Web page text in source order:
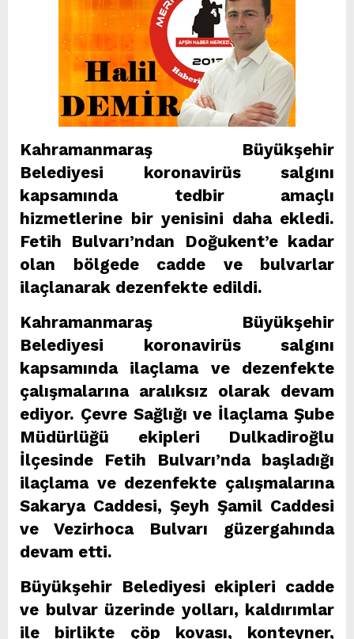
Kahramanmaraş Büyükşehir
Belediyesi koronavirüs salgını
kapsamında tedbir amaçlı
hizmetlerine bir yenisini daha ekledi.
Fetih Bulvarı’ndan Doğukent’e kadar
olan bölgede cadde ve bulvarlar
ilaçlanarak dezenfekte edildi.
Kahramanmaraş Büyükşehir
Belediyesi koronavirüs salgını
kapsamında ilaçlama ve dezenfekte
çalışmalarına aralıksız olarak devam
ediyor. Çevre Sağlığı ve İlaçlama Şube
Müdürlüğü ekipleri Dulkadiroğlu
İlçesinde Fetih Bulvarı’nda başladığı
ilaçlama ve dezenfekte çalışmalarına
Sakarya Caddesi, Şeyh Şamil Caddesi
ve Vezirhoca Bulvarı güzergahında
devam etti.
Büyükşehir Belediyesi ekipleri cadde
ve bulvar üzerinde yolları, kaldırımlar
ile birlikte çöp kovası, konteyner,